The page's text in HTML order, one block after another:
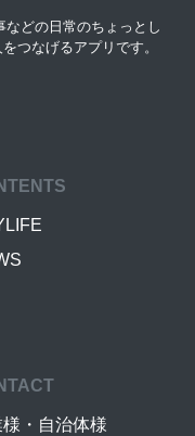
どの日常のちょっとし
つなげるアプリです。
・自治体様